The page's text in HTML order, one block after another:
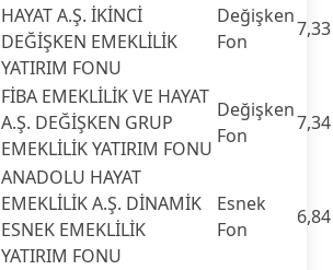
HAYAT A.Ş. İKİNCİ
DEĞİŞKEN EMEKLİLİK
YATIRIM FONU
Değişken
Fon
7,33
FİBA EMEKLİLİK VE HAYAT
A.Ş. DEĞİŞKEN GRUP
EMEKLİLİK YATIRIM FONU
Değişken
Fon
7,34
ANADOLU HAYAT
EMEKLİLİK A.Ş. DİNAMİK
ESNEK EMEKLİLİK
YATIRIM FONU
Esnek
Fon
6,84